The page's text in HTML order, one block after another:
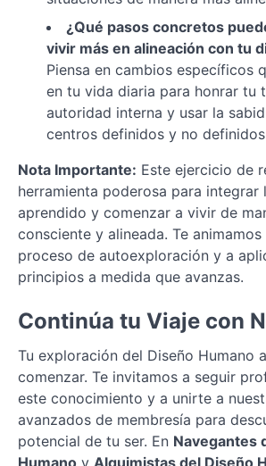
¿Qué pasos concretos
vivir más en alineación con tu
Piensa en cambios específicos
en tu vida diaria para honrar tu
autoridad interna y usar la
centros definidos y no
Nota Importante: Este ejercicio de
herramienta poderosa para integrar
aprendido y comenzar a vivir de
consciente y alineada. Te
proceso de autoexploración y a
principios a medida que avanzas.
Continúa tu Viaje con
Tu exploración del Diseño Humano
comenzar. Te invitamos a seguir
este conocimiento y a unirte a
avanzados de membresía para
potencial de tu ser. En Navegantes
Humano y Alquimistas del Diseño